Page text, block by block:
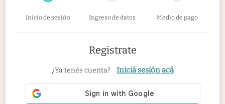
Inicio de sesión Ingreso de datos Medio de pago
Registrate
¿Ya tenés cuenta? Iniciá sesión acá